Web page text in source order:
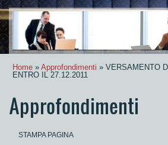
Home » Approfondimenti » VERSAMENTO
ENTRO IL 27.12.2011
Approfondimenti
STAMPA PAGINA